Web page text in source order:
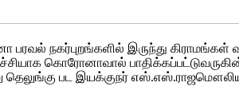
பரவல் நகர்புறங்களில் இருந்து
கொரோனாவால்
பட இயக்குநர்